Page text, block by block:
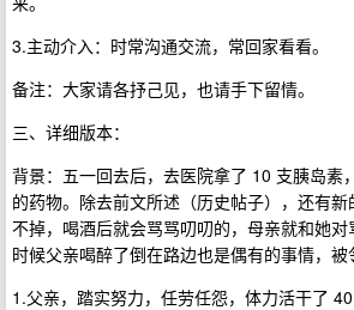
3.主动介入：时常沟通交流，常回家看看。
备注：大家请各抒己见，也请手下留情。
三、详细版本：
背景：五一回去后，去医院拿了 10 支胰岛素
的药物。除去前文所述（历史帖子），还有
不掉，喝酒后就会骂骂叨叨的，母亲就和她
时候父亲喝醉了倒在路边也是偶有的事情，被
1.父亲，踏实努力，任劳任怨，体力活干了